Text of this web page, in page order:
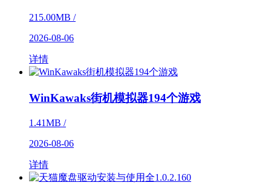
215.00MB /
2026-08-06
详情
WinKawaks街机模拟器194个游戏
1.41MB /
2026-08-06
详情